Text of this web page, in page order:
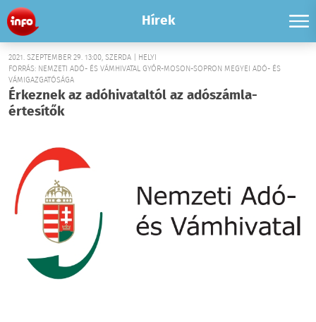
Hírek
2021. SZEPTEMBER 29. 13:00, SZERDA | HELYI
FORRÁS: NEMZETI ADÓ- ÉS VÁMHIVATAL GYŐR-MOSON-SOPRON MEGYEI ADÓ- ÉS
VÁMIGAZGATÓSÁGA
Érkeznek az adóhivataltól az adószámla-
értesítők